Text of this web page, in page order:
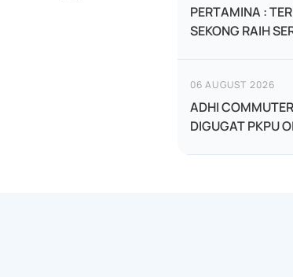
PERTAMINA :
SEKONG RAIH
06 AUGUST 2026
ADHI
DIGUGAT PKPU